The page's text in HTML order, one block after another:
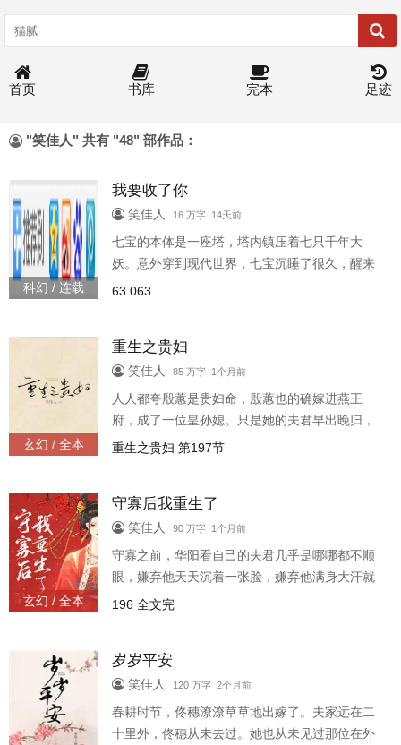
首页 书库 完本 足迹
"笑佳人" 共有 "48" 部作品：
科幻 / 连载
我要收了你
笑佳人 16 万字 14天前
七宝的本体是一座塔，塔内镇压着七只千年大
妖。意外穿到现代世界，七宝沉睡了很久，醒来
才发现七只大妖都跑了。不行，必须全部都给抓
截。眼看要窝囊丧命，熟悉的宝塔突然出现，这
一回，殷墨主动钻了进去。·攻防双强塔女&阴冷
黏人蛇男·未来末世背景，异能者会觉醒精神体。
63 063
玄幻 / 全本
重生之贵妇
笑佳人 85 万字 1个月前
人人都夸殷蕙是贵妇命，殷蕙也的确嫁进燕王
府，成了一位皇孙媳。只是她的夫君早出晚归，
很少会与她说句贴心话。殷蕙使出浑身解数想焐
重生之贵妇 第197节
玄幻 / 全本
守寡后我重生了
笑佳人 90 万字 1个月前
守寡之前，华阳看自己的夫君几乎是哪哪都不顺
眼，嫌弃他天天沉着一张脸，嫌弃他满身大汗就
往床上躺，更嫌弃他某些时刻的毫无节制。可当
196 全文完
岁岁平安
笑佳人 120 万字 2个月前
春耕时节，佟穗潦潦草草地出嫁了。夫家远在二
十里外，佟穗从未去过。她也从未见过那位在外